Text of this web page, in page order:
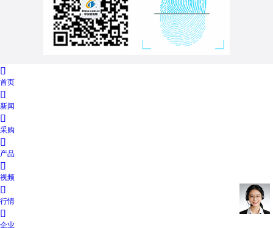

首页

新闻

采购

产品

视频

行情

企业